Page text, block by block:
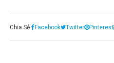
Chia Sẻ Facebook Twitter Pinterest